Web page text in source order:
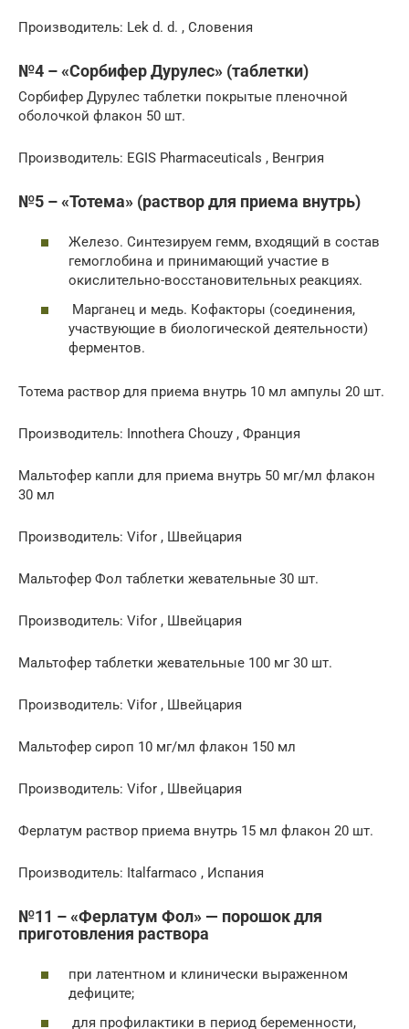
Производитель: Lek d. d. , Словения
№4 – «Сорбифер Дурулес» (таблетки)
Сорбифер Дурулес таблетки покрытые пленочной
оболочкой флакон 50 шт.
Производитель: EGIS Pharmaceuticals , Венгрия
№5 – «Тотема» (раствор для приема внутрь)
Железо. Синтезируем гемм, входящий в состав
гемоглобина и принимающий участие в
окислительно-восстановительных реакциях.
Марганец и медь. Кофакторы (соединения,
участвующие в биологической деятельности)
ферментов.
Тотема раствор для приема внутрь 10 мл ампулы 20 шт.
Производитель: Innothera Chouzy , Франция
Мальтофер капли для приема внутрь 50 мг/мл флакон
30 мл
Производитель: Vifor , Швейцария
Мальтофер Фол таблетки жевательные 30 шт.
Производитель: Vifor , Швейцария
Мальтофер таблетки жевательные 100 мг 30 шт.
Производитель: Vifor , Швейцария
Мальтофер сироп 10 мг/мл флакон 150 мл
Производитель: Vifor , Швейцария
Ферлатум раствор приема внутрь 15 мл флакон 20 шт.
Производитель: Italfarmaco , Испания
№11 – «Ферлатум Фол» — порошок для
приготовления раствора
при латентном и клинически выраженном
дефиците;
для профилактики в период беременности,